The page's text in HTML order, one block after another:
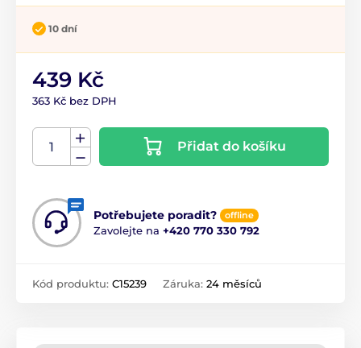
10 dní
439 Kč
363 Kč bez DPH
Přidat do košíku
Potřebujete poradit? offline
Zavolejte na +420 770 330 792
Kód produktu: C15239 Záruka: 24 měsíců